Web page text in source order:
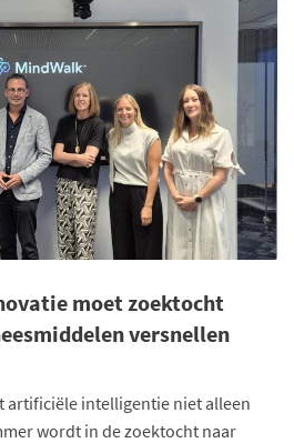
moet zoektocht
versnellen
artificiële intelligentie niet alleen
wordt in de zoektocht naar